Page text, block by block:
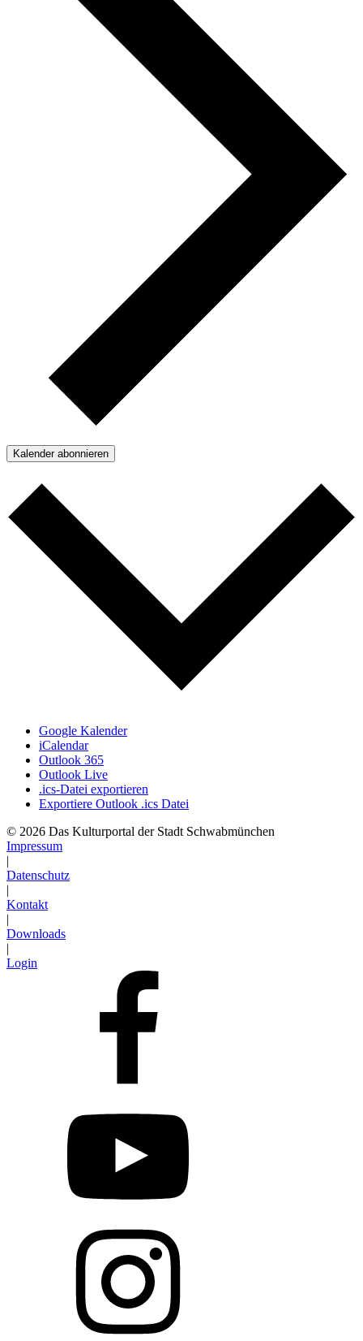
Kalender abonnieren
Google Kalender
iCalendar
Outlook 365
Outlook Live
.ics-Datei exportieren
Exportiere Outlook .ics Datei
© 2026 Das Kulturportal der Stadt Schwabmünchen
Impressum
|
Datenschutz
|
Kontakt
|
Downloads
|
Login